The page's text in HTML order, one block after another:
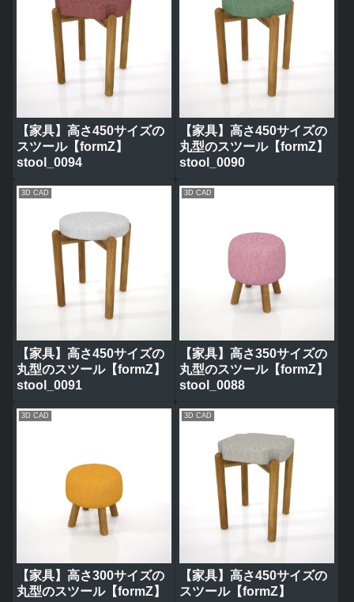
【家具】高さ450サイズの
スツール【formZ】
stool_0094
【家具】高さ450サイズの
丸型のスツール【formZ】
stool_0090
3D CAD
【家具】高さ450サイズの
丸型のスツール【formZ】
stool_0091
3D CAD
【家具】高さ350サイズの
丸型のスツール【formZ】
stool_0088
3D CAD
【家具】高さ300サイズの
丸型のスツール【formZ】
3D CAD
【家具】高さ450サイズの
スツール【formZ】